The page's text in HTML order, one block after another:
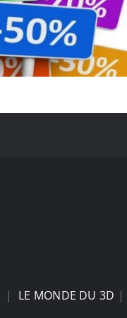
| LE MONDE DU 3D |